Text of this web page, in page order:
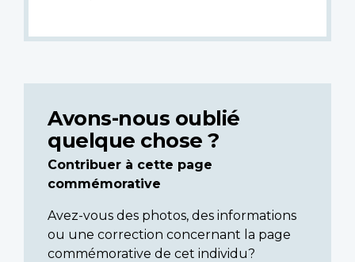
Avons-nous oublié
quelque chose ?
Contribuer à cette page
commémorative
Avez-vous des photos, des informations
ou une correction concernant la page
commémorative de cet individu?